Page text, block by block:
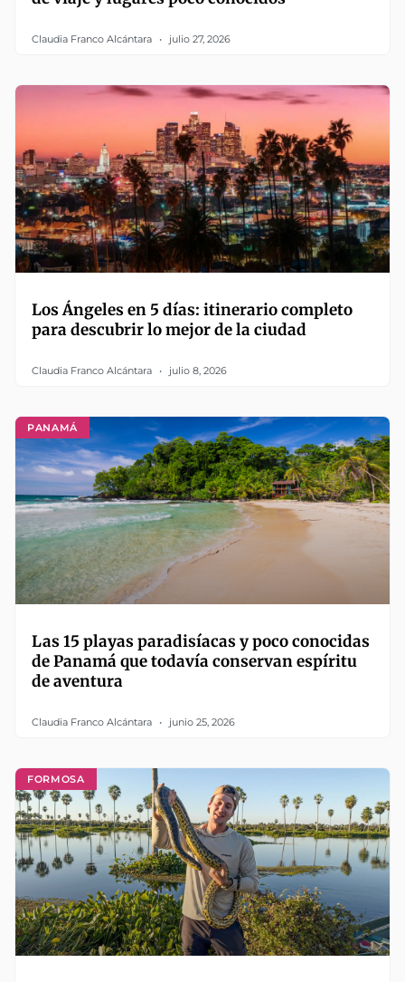
Claudia Franco Alcántara julio 27, 2026
Los Ángeles en 5 días: itinerario completo
para descubrir lo mejor de la ciudad
Claudia Franco Alcántara julio 8, 2026
PANAMÁ
Las 15 playas paradisíacas y poco conocidas
de Panamá que todavía conservan espíritu
de aventura
Claudia Franco Alcántara junio 25, 2026
FORMOSA